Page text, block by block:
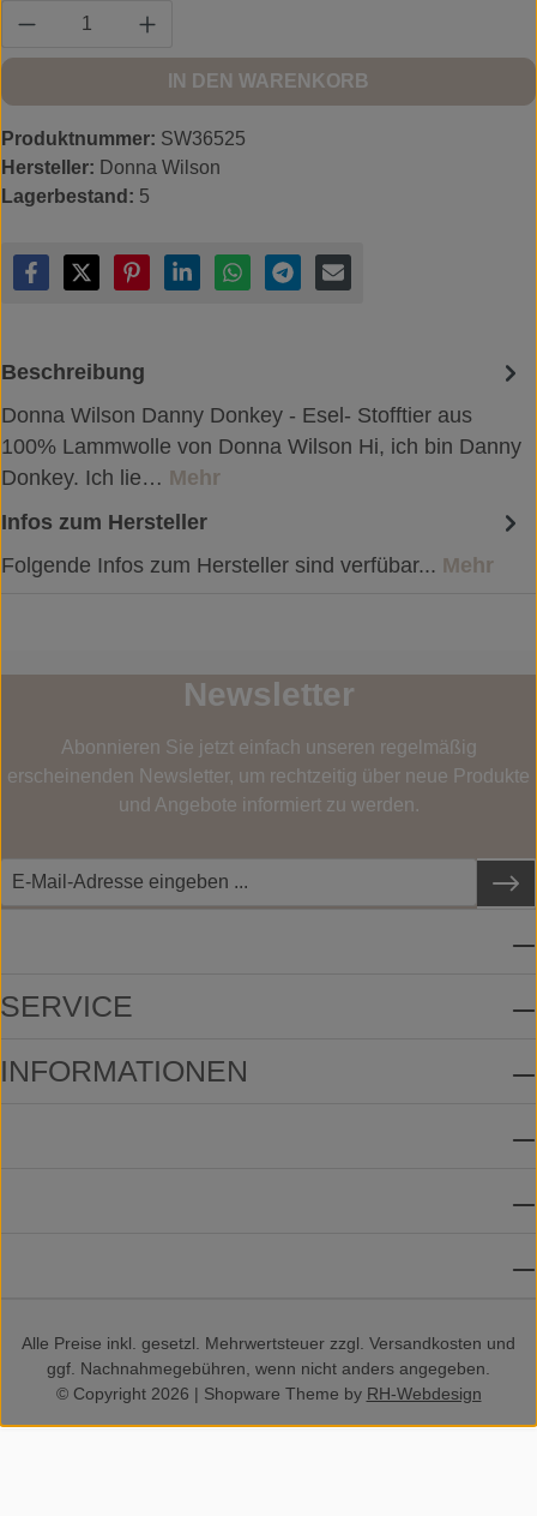
Produkt Anzahl: Gib den gewünschten Wert
IN DEN WARENKORB
Produktnummer: SW36525
Hersteller: Donna Wilson
Lagerbestand: 5
Beschreibung
Donna Wilson Danny Donkey - Esel- Stofftier aus
100% Lammwolle von Donna Wilson Hi, ich bin Danny
Donkey. Ich lie… Mehr
Infos zum Hersteller
Folgende Infos zum Hersteller sind verfübar... Mehr
Newsletter
Abonnieren Sie jetzt einfach unseren regelmäßig
erscheinenden Newsletter, um rechtzeitig über neue Produkte
und Angebote informiert zu werden.
SERVICE
INFORMATIONEN
Alle Preise inkl. gesetzl. Mehrwertsteuer zzgl. Versandkosten und
ggf. Nachnahmegebühren, wenn nicht anders angegeben.
© Copyright 2026 | Shopware Theme by RH-Webdesign